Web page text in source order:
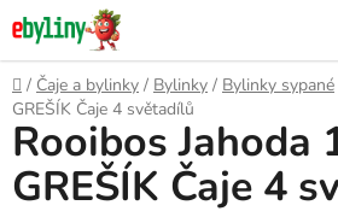
Přejít
na
obsah
Domů
/ Čaje a bylinky / Bylinky / Bylinky sypané
GREŠÍK Čaje 4 světadílů
Rooibos Jahoda
GREŠÍK Čaje 4